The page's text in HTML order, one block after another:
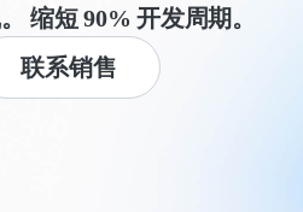
缩短 90% 开发周期。
联系销售